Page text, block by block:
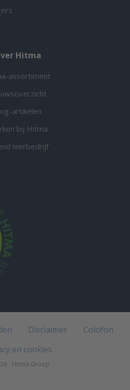
Hitma
assortiment
artikelen
bij Hitma
leerbedrijf
Disclaimer
Colofon
en cookies
- Hitma Groep